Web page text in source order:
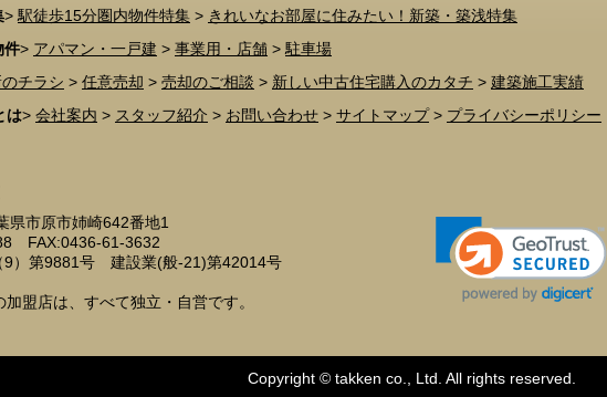
> 駅徒歩15分圏内物件特集 > きれいなお部屋に住みたい！新築・築浅特集
件> アパマン・一戸建 > 事業用・店舗 > 駐車場
チラシ > 任意売却 > 売却のご相談 > 新しい中古住宅購入のカタチ > 建築施工実績
は> 会社案内 > スタッフ紹介 > お問い合わせ > サイトマップ> プライバシーポリシー
市原市姉崎642番地1
FAX:0436-61-3632
9）第9881号 建設業(般-21)第42014号
盟店は、すべて独立・自営です。
Copyright © takken co., Ltd. All rights reserved.